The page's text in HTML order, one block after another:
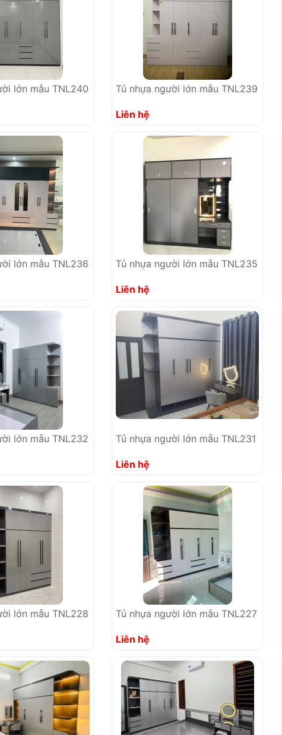
lớn mẫu TNL240 Tủ nhựa người lớn mẫu TNL239
Liên hệ
lớn mẫu TNL236 Tủ nhựa người lớn mẫu TNL235
Liên hệ
lớn mẫu TNL232 Tủ nhựa người lớn mẫu TNL231
Liên hệ
lớn mẫu TNL228 Tủ nhựa người lớn mẫu TNL227
Liên hệ